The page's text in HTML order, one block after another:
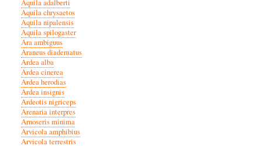
Aquila adalberti
Aquila chrysaetos
Aquila nipalensis
Aquila spilogaster
Ara ambiguus
Araneus diadematus
Ardea alba
Ardea cinerea
Ardea herodias
Ardea insignis
Ardeotis nigriceps
Arenaria interpres
Arnoseris minima
Arvicola amphibius
Arvicola terrestris